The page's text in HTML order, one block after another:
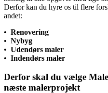
Derfor kan du hyre os til flere
andet:
• Renovering
• Nybyg
• Udendørs maler
• Indendørs maler
Derfor skal du vælge
næste malerprojekt